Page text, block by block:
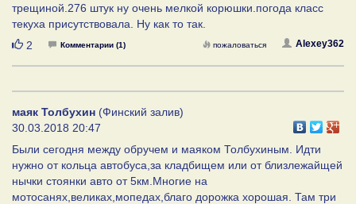
трещиной.276 штук ну очень мелкой корюшки.погода класс
текуха присутствовала. Ну как то так.
Нравится
2 Комментарии (1) Alexey362
пожаловаться
маяк Толбухин (Финский залив)
30.03.2018 20:47
Были сегодня между обручем и маяком Толбухиным. Идти
нужно от кольца автобуса,за кладбищем или от близлежайщей
нычки стоянки авто от 5км.Многие на
мотосанях,великах,мопедах,благо дорожка хорошая. Там три